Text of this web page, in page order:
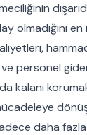
olmadığını
personel
kalanı
daha